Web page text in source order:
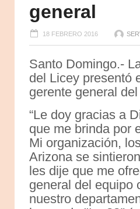
general
18 FEBRERO 2016
Santo Domingo.-
del Licey presentó
gerente general
“Le doy gracias a
que me brinda por
Mi organización,
Arizona se
les dije que me
general del equipo
nuestro